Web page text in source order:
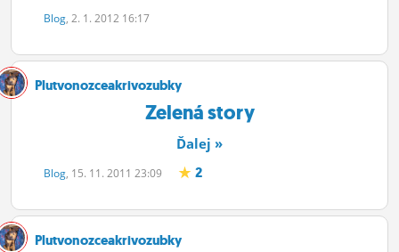
Blog, 2. 1. 2012 16:17
Plutvonozceakrivozubky
Zelená story
Ďalej »
Blog, 15. 11. 2011 23:09 2
Plutvonozceakrivozubky